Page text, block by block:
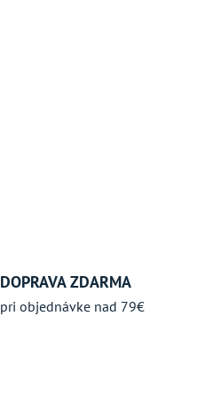
DOPRAVA ZDARMA
pri objednávke nad 79€